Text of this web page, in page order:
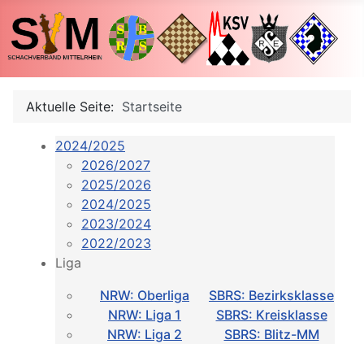
Aktuelle Seite: Startseite
2024/2025
2026/2027
2025/2026
2024/2025
2023/2024
2022/2023
Liga
NRW: Oberliga
SBRS: Bezirksklasse
NRW: Liga 1
SBRS: Kreisklasse
NRW: Liga 2
SBRS: Blitz-MM